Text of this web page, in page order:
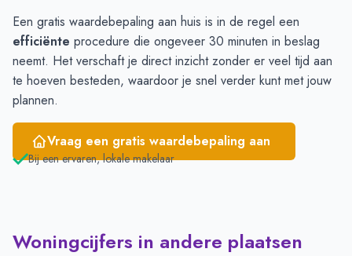
Een gratis waardebepaling aan huis is in de regel een
efficiënte procedure die ongeveer 30 minuten in beslag
neemt. Het verschaft je direct inzicht zonder er veel tijd aan
te hoeven besteden, waardoor je snel verder kunt met jouw
plannen.
Vraag een gratis waardebepaling aan
Bij een ervaren, lokale makelaar
Woningcijfers in andere plaatsen